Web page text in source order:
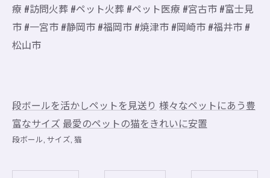
療 #訪問火葬 #ペット火葬 #ペット医療 #宮古市 #富士見
市 #一宮市 #静岡市 #福岡市 #焼津市 #岡崎市 #福井市 #
松山市
段ボールを活かしペットを見送り 様々なペットにあう豊
富なサイズ 最愛のペットの猫をきれいに安置
段ボール サイズ 猫